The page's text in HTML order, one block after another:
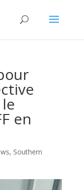
en
, Southern